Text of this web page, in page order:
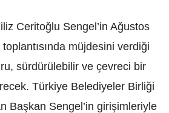
Ceritoğlu Sengel’in Ağustos
müjdesini verdiği
sürdürülebilir ve çevreci bir
Türkiye Belediyeler Birliği
Başkan Sengel’in girişimleriyle